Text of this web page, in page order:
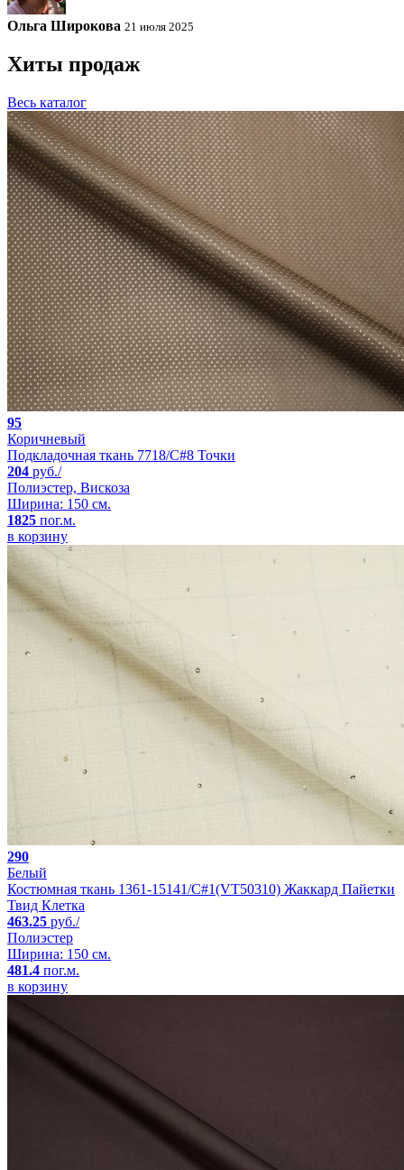
Ольга Широкова 21 июля 2025
Хиты продаж
Весь каталог
95
Коричневый
Подкладочная ткань 7718/C#8 Точки
204 руб./
Полиэстер, Вискоза
Ширина: 150 см.
1825 пог.м.
в корзину
290
Белый
Костюмная ткань 1361-15141/C#1(VT50310) Жаккард Пайетки
Твид Клетка
463.25 руб./
Полиэстер
Ширина: 150 см.
481.4 пог.м.
в корзину